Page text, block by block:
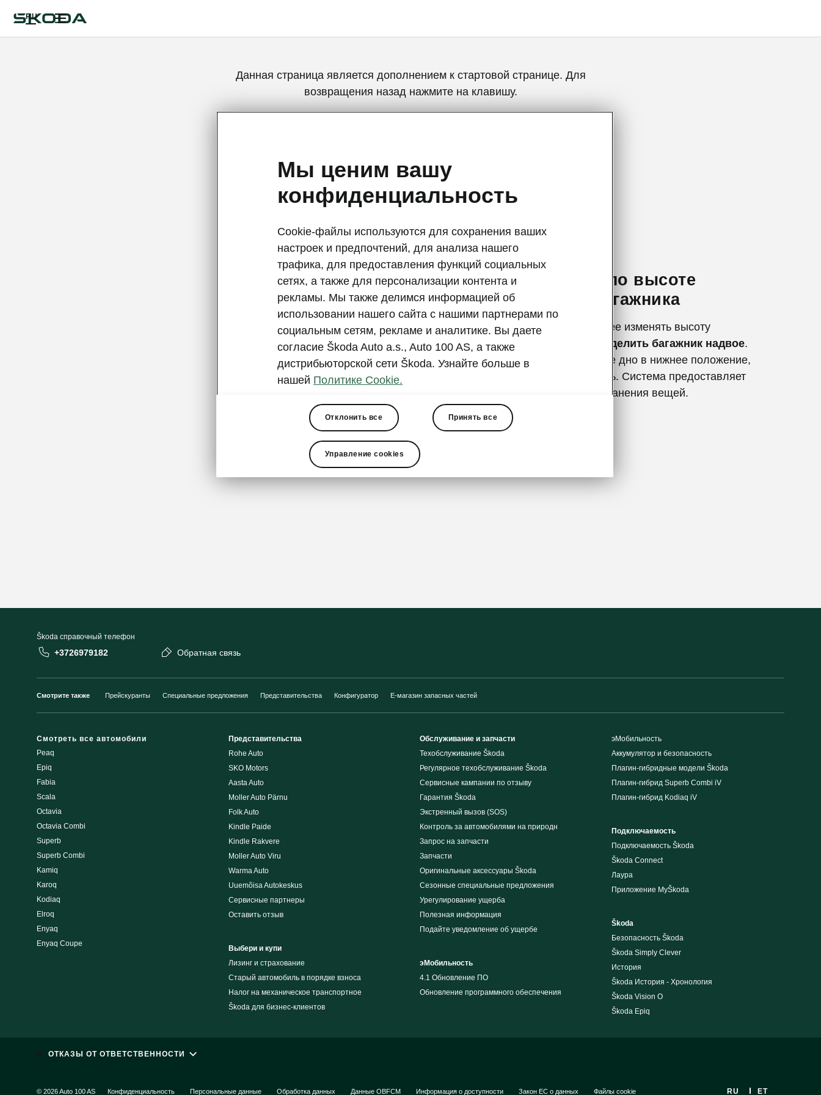
RU
Данная страница является дополнением к стартовой странице. Для
возвращения назад нажмите на клавишу.
Умный багажник
Регулируемый по высоте
двойной пол багажника
Двойное дно, позволяющее изменять высоту
багажника, позволяет
разделить багажник надвое.
Чтобы установить двойное дно в нижнее положение,
его нужно просто вытянуть. Система предоставляет
вам удобное место для хранения вещей.
Škoda cправочный телефон
+3726979182 Обратная связь
Смотрите также Прейскуранты Специальные предложения Представительства Конфигуратор E-магазин запасных частей
Смотреть все автомобили
Peaq
Epiq
Fabia
Scala
Octavia
Octavia Combi
Superb
Superb Combi
Kamiq
Karoq
Kodiaq
Elroq
Enyaq
Enyaq Coupe
Представительства
Rohe Auto
SKO Motors
Aasta Auto
Moller Auto Pärnu
Folk Auto
Kindle Paide
Kindle Rakvere
Moller Auto Viru
Warma Auto
Uuemõisa Autokeskus
Сервисные партнеры
Оставить отзыв
Выбери и купи
Лизинг и cтрахование
Cтарый автомобиль в порядке взноса
Налог на механическое транспортное
Škoda для бизнес-клиентов
Обслуживание и запчасти
Техобслуживание Škoda
Регулярное техобслуживание Škoda
Сервисные кампании по отзыву
Гарантия Škoda
Экстренный вызов (SOS)
Контроль за автомобилями на природн
Запрос на запчасти
Запчасти
Оригинальные аксессуары Škoda
Сезонные специальные предложения
Урегулирование ущерба
Полезная информация
Подайте уведомление об ущербе
эМобильность
4.1 Обновление ПО
Обновление программного обеспечения
эМобильность
Аккумулятор и безопасность
Плагин-гибридные модели Škoda
Плагин-гибрид Superb Combi iV
Плагин-гибрид Kodiaq iV
Подключаемость
Подключаемость Škoda
Škoda Connect
Лаура
Приложение MyŠkoda
Škoda
Безопасность Škoda
Škoda Simply Clever
История
Škoda История - Хронология
Škoda Vision O
Škoda Epiq
ОТКАЗЫ ОТ ОТВЕТСТВЕННОСТИ
© 2026 Auto 100 AS Конфиденциальность Персональные данные Oбработкa данных Данные OBFCM Информация о доступности Закон ЕС о данных Файлы cookie RU ET
Мы ценим вашу
конфиденциальность
Cookie-файлы используются для сохранения ваших
настроек и предпочтений, для анализа нашего
трафика, для предоставления функций социальных
сетях, а также для персонализации контента и
рекламы. Мы также делимся информацией об
использовании нашего сайта с нашими партнерами по
социальным сетям, рекламе и аналитике. Вы даете
согласие Škoda Auto a.s., Auto 100 AS, а также
дистрибьюторской сети Škoda. Узнайте больше в
нашей Политике Cookie.
Отклонить все Принять все
Управление cookies